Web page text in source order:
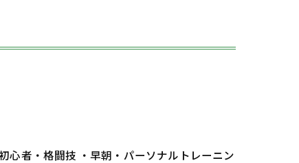
心者・格闘技 ・早朝・パーソナルトレーニン